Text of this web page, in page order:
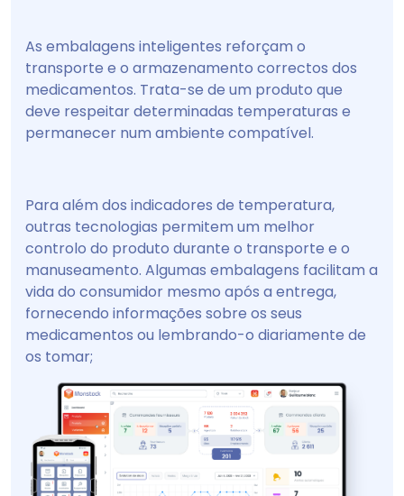
As embalagens inteligentes reforçam o
transporte e o armazenamento correctos dos
medicamentos. Trata-se de um produto que
deve respeitar determinadas temperaturas e
permanecer num ambiente compatível.
Para além dos indicadores de temperatura,
outras tecnologias permitem um melhor
controlo do produto durante o transporte e o
manuseamento. Algumas embalagens facilitam a
vida do consumidor mesmo após a entrega,
fornecendo informações sobre os seus
medicamentos ou lembrando-o diariamente de
os tomar;